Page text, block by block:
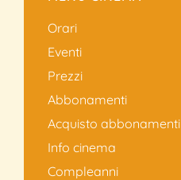
Orari
Eventi
Prezzi
Abbonamenti
Acquisto abbonamenti
Info cinema
Compleanni